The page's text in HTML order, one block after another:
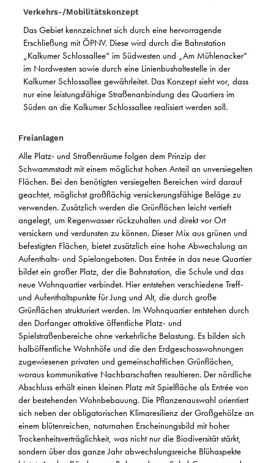
Verkehrs-/Mobilitätskonzept
Das Gebiet kennzeichnet sich durch eine hervorragende
Erschließung mit ÖPNV. Diese wird durch die Bahnstation
„Kalkumer Schlossallee“ im Südwesten und „Am Mühlenacker“
im Nordwesten sowie durch eine Linienbushaltestelle in der
Kalkumer Schlossallee gewährleitet. Das Konzept sieht vor, dass
nur eine leistungsfähige Straßenanbindung des Quartiers im
Süden an die Kalkumer Schlossallee realisiert werden soll.
Freianlagen
Alle Platz- und Straßenräume folgen dem Prinzip der
Schwammstadt mit einem möglichst hohen Anteil an unversiegelten
Flächen. Bei den benötigten versiegelten Bereichen wird darauf
geachtet, möglichst großflächig versickerungsfähige Beläge zu
verwenden. Zusätzlich werden die Grünflächen leicht vertieft
angelegt, um Regenwasser rückzuhalten und direkt vor Ort
versickern und verdunsten zu können. Dieser Mix aus grünen und
befestigten Flächen, bietet zusätzlich eine hohe Abwechslung an
Aufenthalts- und Spielangeboten. Das Entrée in das neue Quartier
bildet ein großer Platz, der die Bahnstation, die Schule und das
neue Wohnquartier verbindet. Hier entstehen verschiedene Treff-
und Aufenthaltspunkte für Jung und Alt, die durch große
Grünflächen strukturiert werden. Im Wohnquartier entstehen durch
den Dorfanger attraktive öffentliche Platz- und
Spielstraßenbereiche ohne verkehrliche Belastung. Es bilden sich
halböffentliche Wohnhöfe und die den Erdgeschosswohnungen
zugewiesenen privaten und gemeinschaftlichen Grünflächen,
woraus kommunikative Nachbarschaften resultieren. Der nördliche
Abschluss erhält einen kleinen Platz mit Spielfläche als Entrée von
der bestehenden Wohnbebauung. Die Pflanzenauswahl orientiert
sich neben der obligatorischen Klimaresilienz der Großgehölze an
einem blütenreichen, naturnahen Erscheinungsbild mit hoher
Trockenheitsverträglichkeit, was nicht nur die Biodiversität stärkt,
sondern über das ganze Jahrabwechslungsreiche Blühaspekte